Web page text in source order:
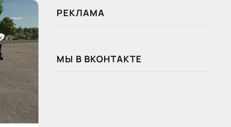
РЕКЛАМА
МЫ В ВКОНТАКТЕ